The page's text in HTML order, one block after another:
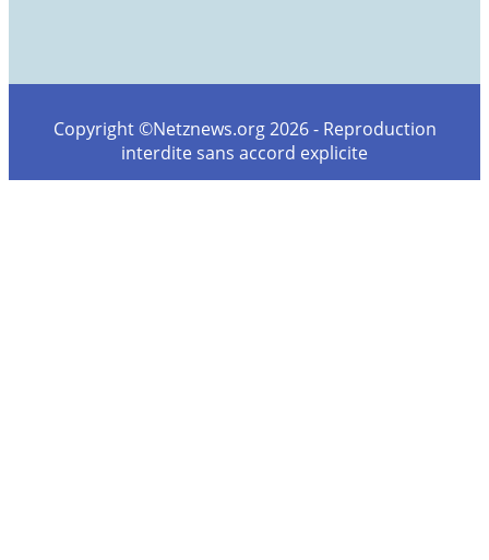
Copyright ©Netznews.org 2026 - Reproduction
interdite sans accord explicite